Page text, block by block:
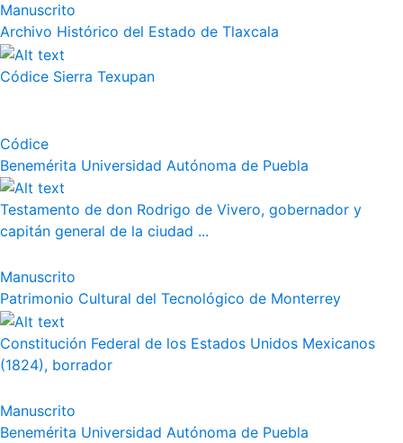
Manuscrito
Archivo Histórico del Estado de Tlaxcala
Códice Sierra Texupan
Códice
Benemérita Universidad Autónoma de Puebla
Testamento de don Rodrigo de Vivero, gobernador y
capitán general de la ciudad ...
Manuscrito
Patrimonio Cultural del Tecnológico de Monterrey
Constitución Federal de los Estados Unidos Mexicanos
(1824), borrador
Manuscrito
Benemérita Universidad Autónoma de Puebla